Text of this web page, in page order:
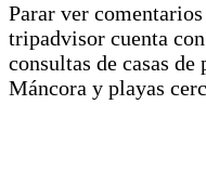
Parar ver
tripadvisor cuenta
consultas de casas
Máncora y playas